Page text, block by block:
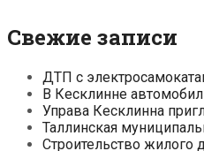
Свежие записи
ДТП с
В Кесклинне
Управа Кесклинна
Таллинская
Строительство жилого